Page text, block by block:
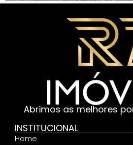
Abrimos as melhores
INSTITUCIONAL
Home